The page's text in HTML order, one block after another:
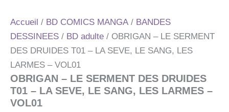
Accueil / BD COMICS MANGA / BANDES
DESSINEES / BD adulte / OBRIGAN – LE SERMENT
DES DRUIDES T01 – LA SEVE, LE SANG, LES
LARMES – VOL01
OBRIGAN – LE SERMENT DES DRUIDES
T01 – LA SEVE, LE SANG, LES LARMES –
VOL01